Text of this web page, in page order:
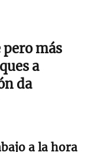
más
a
da
a la hora